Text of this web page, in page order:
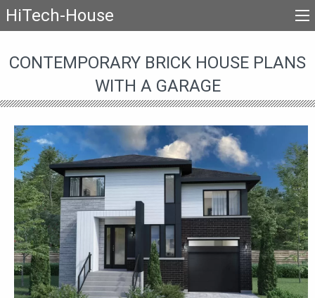
HiTech-House
CONTEMPORARY BRICK HOUSE PLANS
WITH A GARAGE